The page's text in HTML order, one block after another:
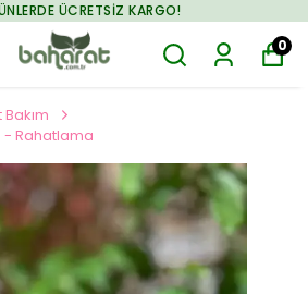
ÜCRETSIZ KARGO!
0
Bakım
- Rahatlama